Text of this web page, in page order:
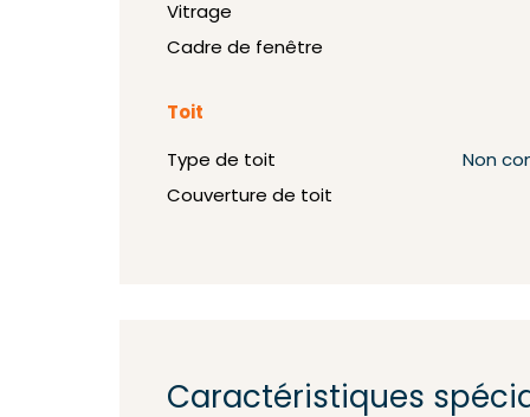
Vitrage
Cadre de fenêtre
Toit
Type de toit
Non
Couverture de toit
Caractéristiques